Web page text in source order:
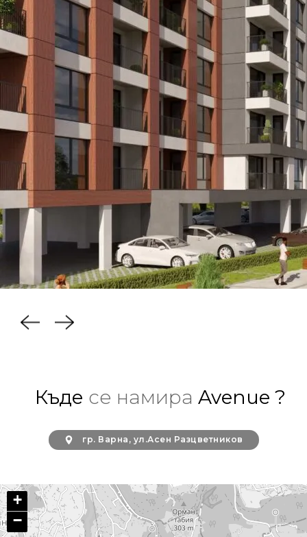
Къде се намира Avenue ?
гр. Варна, ул.Асен Разцветников
+
−